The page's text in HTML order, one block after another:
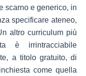
scarno e generico, in
specificare ateneo,
altro curriculum più
è irrintracciabile
a titolo gratuito, di
come quella